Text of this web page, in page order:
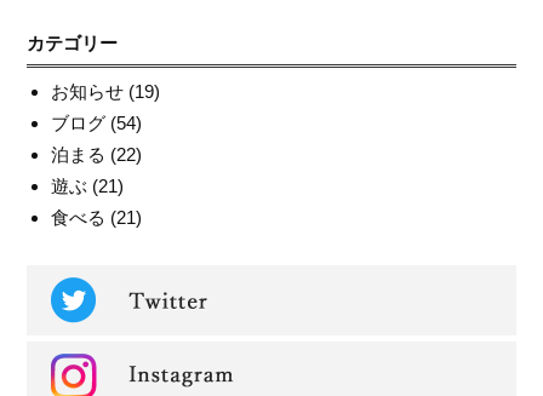
カテゴリー
お知らせ (19)
ブログ (54)
泊まる (22)
遊ぶ (21)
食べる (21)